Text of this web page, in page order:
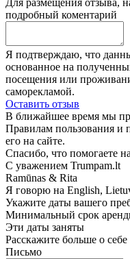
Для размещения отзыва,
подробный коментарий
Я подтверждаю, что
основанное на
посещения или
саморекламой.
Оставить отзыв
В ближайшее время мы
Правилам пользования и
его на сайте.
Спасибо, что помогаете
С уважением Trumpam.lt
Ramūnas & Rita
Я говорю на English,
Укажите даты вашего
Минимальный срок
Эти даты заняты
Расскажите больше о
Письмо